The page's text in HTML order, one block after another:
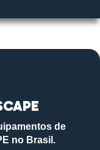
de
no Brasil.